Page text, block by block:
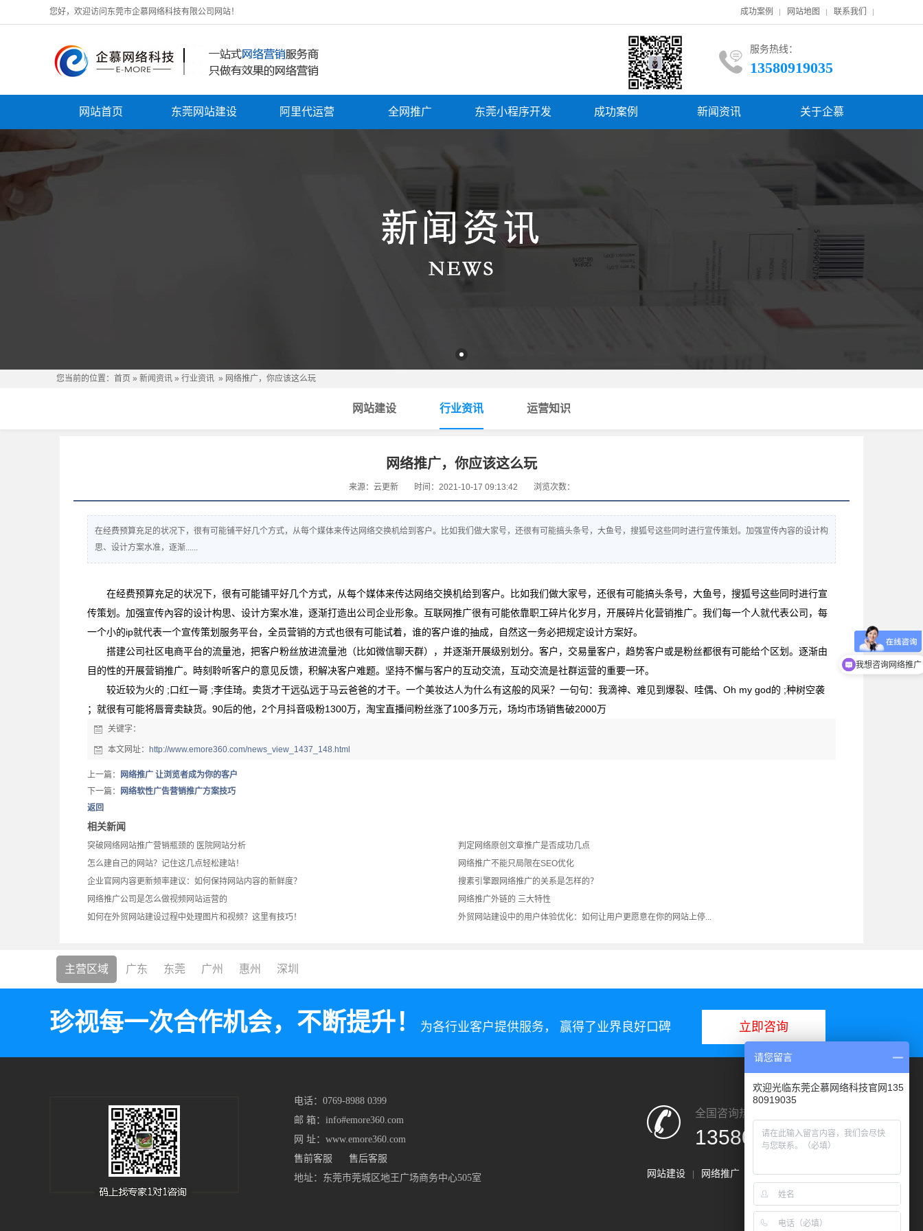
您好，欢迎访问东莞市企慕网络科技有限公司网站！ 联系我们
网站地图
成功案例
服务热线：
13580919035
网站首页 东莞网站建设 阿里代运营 全网推广 东莞小程序开发 成功案例 新闻资讯 关于企慕
您当前的位置： 首页 » 新闻资讯 » 行业资讯 » 网络推广，你应该这么玩
网站建设 行业资讯 运营知识
网络推广，你应该这么玩
来源：云更新 时间：2021-10-17 09:13:42 浏览次数：
在经费预算充足的状况下，很有可能铺平好几个方式，从每个媒体来传达网络交换机给到客户。比如我们做大家号，还很有可能搞头条号，大鱼号，搜狐号这些同时进行宣传策划。加强宣传內容的设计构
思、设计方案水准，逐渐......
在经费预算充足的状况下，很有可能铺平好几个方式，从每个媒体来传达网络交换机给到客户。比如我们做大家号，还很有可能搞头条号，大鱼号，搜狐号这些同时进行宣
传策划。加强宣传內容的设计构思、设计方案水准，逐渐打造出公司企业形象。互联网推广很有可能依靠职工碎片化岁月，开展碎片化营销推广。我们每一个人就代表公司，每
一个小的ip就代表一个宣传策划服务平台，全员营销的方式也很有可能试着，谁的客户谁的抽成，自然这一务必把规定设计方案好。
搭建公司社区电商平台的流量池，把客户粉丝放进流量池（比如微信聊天群），并逐渐开展级别划分。客户，交易量客户，趋势客户或是粉丝都很有可能给个区划。逐渐由
目的性的开展营销推广。時刻聆听客户的意见反馈，积解决客户难题。坚持不懈与客户的互动交流，互动交流是社群运营的重要一环。
较近较为火的 ;口红一哥 ;李佳琦。卖货才干远弘远于马云爸爸的才干。一个美妆达人为什么有这般的风采？一句句：我滴神、难见到爆裂、哇偶、Oh my god的 ;种树空袭
；就很有可能将唇膏卖缺货。90后的他，2个月抖音吸粉1300万，淘宝直播间粉丝涨了100多万元，场均市场销售破2000万
关键字：
本文网址： http://www.emore360.com/news_view_1437_148.html
上一篇：
网络推广 让浏览者成为你的客户
下一篇：
网络软性广告营销推广方案技巧
返回
相关新闻
突破网络网站推广营销瓶颈的 医院网站分析
判定网络原创文章推广是否成功几点
怎么建自己的网站？记住这几点轻松建站！
网络推广不能只局限在SEO优化
企业官网内容更新频率建议：如何保持网站内容的新鲜度？
搜素引擎跟网络推广的关系是怎样的？
网络推广公司是怎么做视频网站运营的
网络推广外链的 三大特性
如何在外贸网站建设过程中处理图片和视频？这里有技巧！
外贸网站建设中的用户体验优化：如何让用户更愿意在你的网站上停...
主营区域 广东 东莞 广州 惠州 深圳
珍视每一次合作机会，不断提升！ 为各行业客户提供服务， 赢得了业界良好口碑 立即咨询
电话：0769-8988 0399
邮 箱：info#emore360.com
网 址：www.emore360.com
售前客服
售后客服
地址：东莞市莞城区地王广场商务中心505室
全国咨询热线：
13580919035
网站建设 网络推广 小程序开发
我想咨询网络推广
请您留言
欢迎光临东莞企慕网络科技官网135
80919035